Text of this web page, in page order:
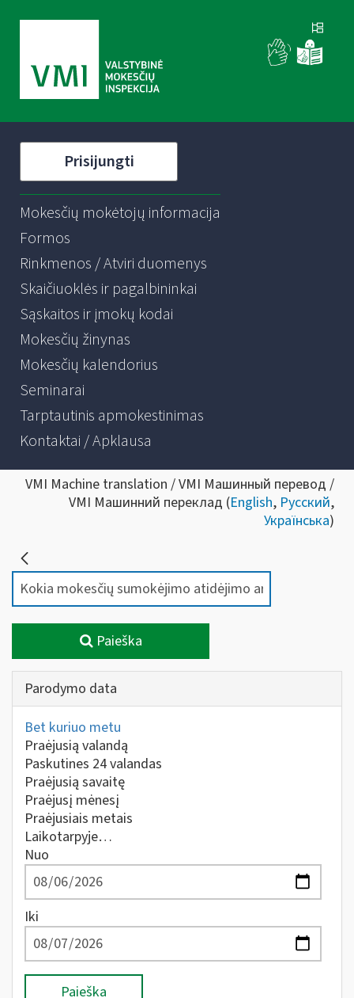
Prisijungti
Mokesčių mokėtojų informacija
Formos
Rinkmenos / Atviri duomenys
Skaičiuoklės ir pagalbininkai
Sąskaitos ir įmokų kodai
Mokesčių žinynas
Mokesčių kalendorius
Seminarai
Tarptautinis apmokestinimas
Kontaktai / Apklausa
VMI Machine translation / VMI Машинный перевод /
VMI Машинний переклад (English, Русский,
Українська)
Paieška
Parodymo data
Bet kuriuo metu
Praėjusią valandą
Paskutines 24 valandas
Praėjusią savaitę
Praėjusį mėnesį
Praėjusiais metais
Laikotarpyje…
Nuo
Iki
Paieška